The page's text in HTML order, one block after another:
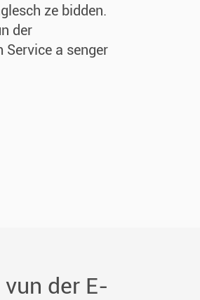
ze bidden.
der
Service a senger
der E-